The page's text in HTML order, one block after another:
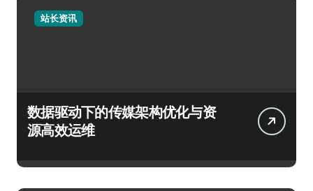
站长资讯
数据驱动下的传媒架构优化与资
源高效运维